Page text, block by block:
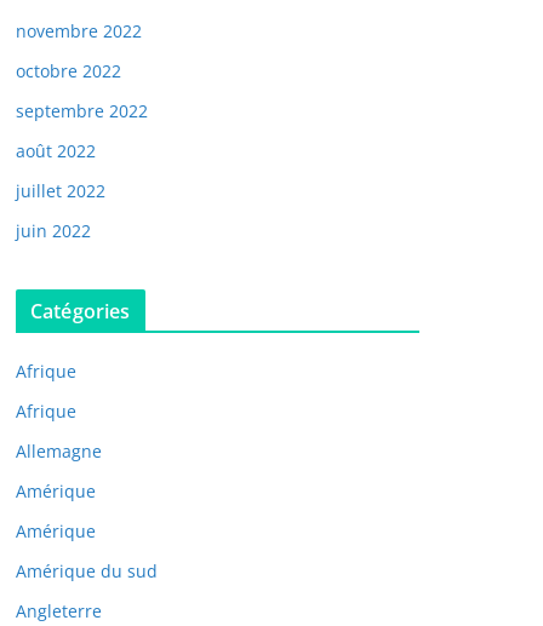
novembre 2022
octobre 2022
septembre 2022
août 2022
juillet 2022
juin 2022
Catégories
Afrique
Afrique
Allemagne
Amérique
Amérique
Amérique du sud
Angleterre